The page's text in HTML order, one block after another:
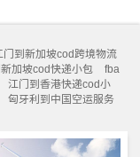
门到新加坡cod跨境物流
加坡cod快递小包
fba
江门到香港快递cod小
匈牙利到中国空运服务